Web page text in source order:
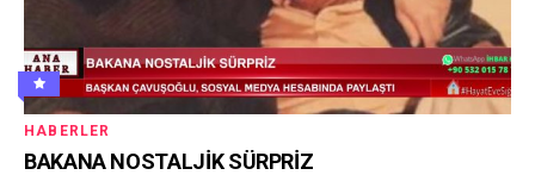
HABERLER
BAKANA NOSTALJİK SÜRPRİZ